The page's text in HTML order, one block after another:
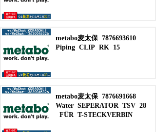
metabo麦太保 7876693610
Piping CLIP RK 15
metabo麦太保 7876691668
Water SEPERATOR TSV 28
FÜR T-STECKVERBIN